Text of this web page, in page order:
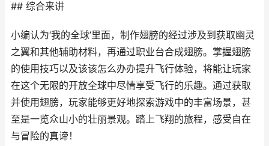
## 综合来讲
小编认为‘我的全球’里面，制作翅膀的经过涉及到获取幽灵
之翼和其他辅助材料，再通过职业台合成翅膀。掌握翅膀
的使用技巧以及该该怎么办办提升飞行体验，将能让玩家
在这个无限的开放全球中尽情享受飞行的乐趣。通过获取
并使用翅膀，玩家能够更好地探索游戏中的丰富场景，甚
至是一览众山小的壮丽景观。踏上飞翔的旅程，感受自在
与冒险的真谛！